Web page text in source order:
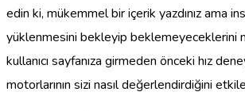
edin ki, mükemmel bir içerik yazdınız ama
yüklenmesini bekleyip beklemeyeceklerini
kullanıcı sayfanıza girmeden önceki hız
motorlarının sizi nasıl değerlendirdiğini